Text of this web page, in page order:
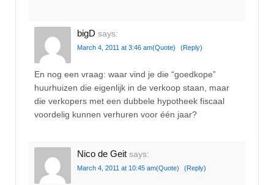
bigD says:
March 4, 2011 at 3:46 am(Quote) (Reply)
En nog een vraag: waar vind je die “goedkope”
huurhuizen die eigenlijk in de verkoop staan, maar
die verkopers met een dubbele hypotheek fiscaal
voordelig kunnen verhuren voor één jaar?
Nico de Geit says:
March 4, 2011 at 10:45 am(Quote) (Reply)